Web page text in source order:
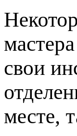
свои
месте,